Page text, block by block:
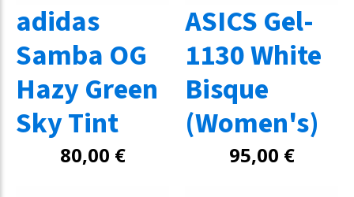
adidas
Samba OG
Hazy Green
Sky Tint
80,00 €
ASICS Gel-
1130 White
Bisque
(Women's)
95,00 €